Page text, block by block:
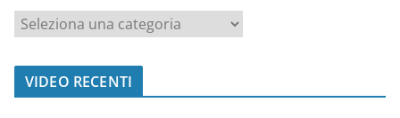
a
t
VIDEO RECENTI